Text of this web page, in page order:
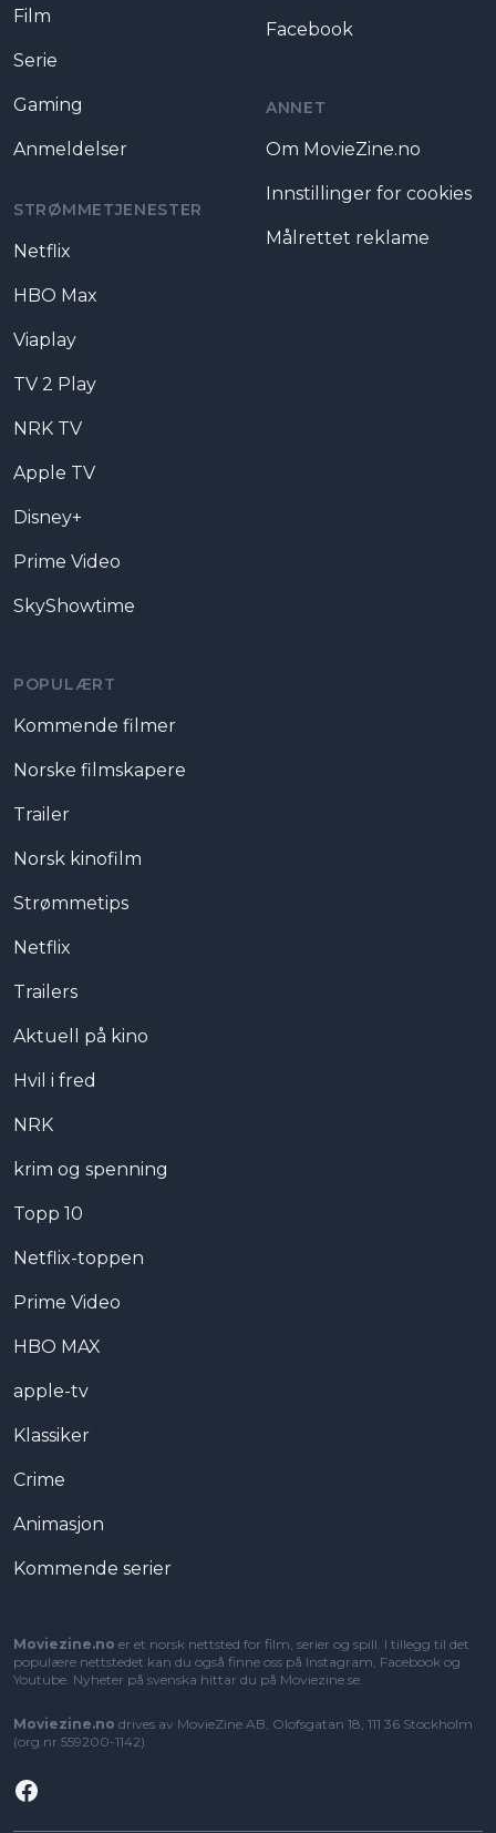
Film
Serie
Gaming
Anmeldelser
STRØMMETJENESTER
Netflix
HBO Max
Viaplay
TV 2 Play
NRK TV
Apple TV
Disney+
Prime Video
SkyShowtime
POPULÆRT
Kommende filmer
Norske filmskapere
Trailer
Norsk kinofilm
Strømmetips
Netflix
Trailers
Aktuell på kino
Hvil i fred
NRK
krim og spenning
Topp 10
Netflix-toppen
Prime Video
HBO MAX
apple-tv
Klassiker
Crime
Animasjon
Kommende serier
Facebook
ANNET
Om MovieZine.no
Innstillinger for cookies
Målrettet reklame
Moviezine.no er et norsk nettsted for film, serier og spill. I tillegg til det
populære nettstedet kan du også finne oss på Instagram, Facebook og
Youtube. Nyheter på svenska hittar du på Moviezine.se.
Moviezine.no drives av MovieZine AB, Olofsgatan 18, 111 36 Stockholm
(org.nr 559200-1142).
Facebook